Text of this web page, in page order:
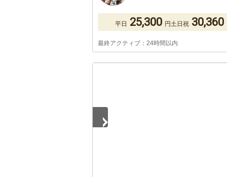
平日 25,300 円土日祝 30,360
最終アクティブ：24時間以内